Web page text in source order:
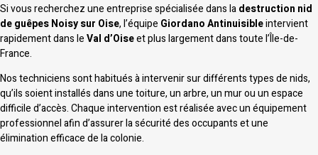
Si vous recherchez une entreprise spécialisée dans ladestruction nid
de guêpes Noisy sur Oise, l’équipe Giordano Antinuisibleintervient
rapidement dans leVal d’Oiseet plus largement dans toute l’Île-de-
France.
Nos techniciens sont habitués à intervenir sur différents types de nids,
qu’ils soient installés dans une toiture, un arbre, un mur ou un espace
difficile d’accès. Chaque intervention est réalisée avec un équipement
professionnel afin d’assurer la sécurité des occupants et une
élimination efficace de la colonie.